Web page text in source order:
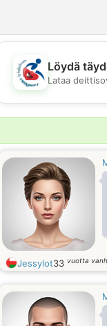
Löydä
Lataa
Jessylot33 vuotta